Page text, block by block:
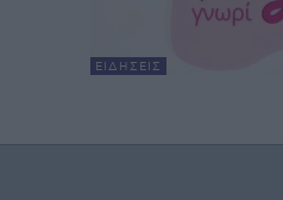
ΕΙΔΉΣΕΙΣ